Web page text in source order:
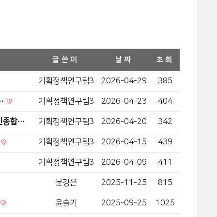
글쓴이 날짜 조회
기획정책연구팀3 2026-04-29 385
기획정책연구팀3 2026-04-23 404
종합… 기획정책연구팀3 2026-04-20 342
기획정책연구팀3 2026-04-15 439
기획정책연구팀3 2026-04-09 411
문강은 2025-11-25 815
윤슬기 2025-09-25 1025